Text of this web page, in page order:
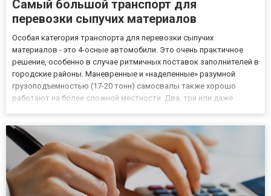
Самый большой транспорт для
перевозки сыпучих материалов
Особая категория транспорта для перевозки сыпучих
материалов - это 4-осные автомобили. Это очень практичное
решение, особенно в случае ритмичных поставок заполнителей в
городские районы. Маневренные и «наделенные» разумной
грузоподъемностью (17-20 тонн) самосвалы также хорошо
работают на более сложной местности. Два, три или даже
материалов на сай...